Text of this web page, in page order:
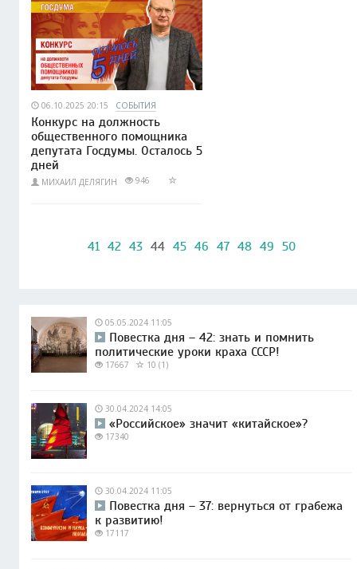
06.10.2025 20:15 СОБЫТИЯ
Конкурс на должность
общественного помощника
депутата Госдумы. Осталось 5
дней
МИХАИЛ ДЕЛЯГИН 946
41 42 43 44 45 46 47 48 49 50
05.05.2024 11:05
Повестка дня – 42: знать и помнить
политические уроки краха СССР!
17667 10 (1)
30.04.2024 14:05
«Российское» значит «китайское»?
17340
30.04.2024 11:05
Повестка дня – 37: вернуться от грабежа
к развитию!
17117